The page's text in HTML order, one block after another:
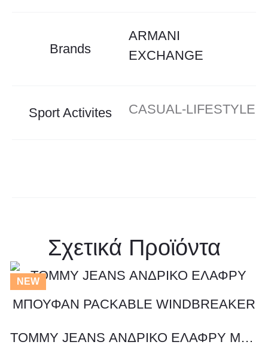
Brands
ARMANI
EXCHANGE
Sport Activites CASUAL-LIFESTYLE
Σχετικά Προϊόντα
NEW
Αυτό
το
προϊόν
TOMMY JEANS ΑΝΔΡΙΚΟ ΕΛΑΦΡΥ ΜΠΟΥΦΑΝ PACKABLE WINDBREAKER